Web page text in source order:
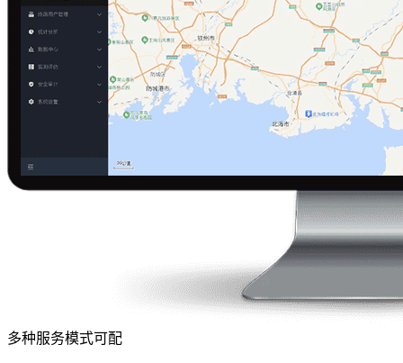
多种服务模式可配